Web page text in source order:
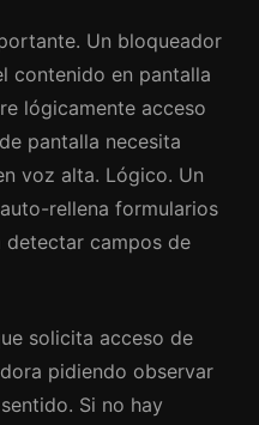
Un bloqueador
contenido en pantalla
lógicamente acceso
pantalla necesita
voz alta. Lógico. Un
rellena formularios
detectar campos de
solicita acceso de
pidiendo observar
Si no hay